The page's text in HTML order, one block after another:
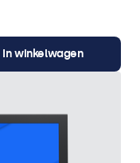
In winkelwagen